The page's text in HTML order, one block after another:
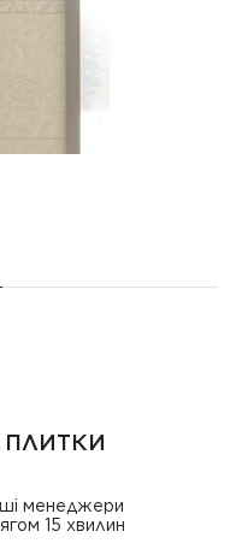
ПЛИТКИ
менеджери
15 хвилин